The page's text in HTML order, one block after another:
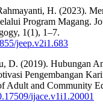
H. (2023).
Program Magang.
1(1), 1–7.
jeep.v2i1.683
D. (2019). Hubungan
Pengembangan
Adult and Community
ijace.v1i1.20001